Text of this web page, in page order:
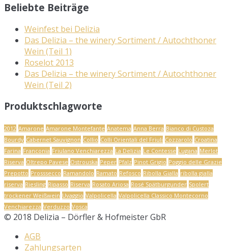
Beliebte Beiträge
Weinfest bei Delizia
Das Delizia – the winery Sortiment / Autochthoner
Wein (Teil 1)
Roselot 2013
Das Delizia – the winery Sortiment / Autochthoner
Wein (Teil 2)
Produktschlagworte
2012 Amarone Amarone Montefante Anatema Anna Berra Bianco di Custoza
Bourdy Cabernet Sauvignon Collio Colli Orientali del Friuli Cozzarolo Croatina
Farina Franconia Friulano Venchiarezza La Delizia Le Contesse Lugana Merlot
Riserva Oltrepo Pavese Ostrouska Peper Pfalz Pinot Grigio Poggio delle Grazie
Prepotto Prosssecco Ramandolo Ramato Refosco Ribolla Gialla ribolla gialla
riserva Riesling Ripasso Riserva Rosato Ariosa Rosé Spätburgunder Spolert
trockener Weißwein Uvaggio Valpolicella Valpolicella Classico Montecorno
Venchiarezza Verduzzo Vosca
© 2018 Delizia – Dörfler & Hofmeister GbR
AGB
Zahlungsarten